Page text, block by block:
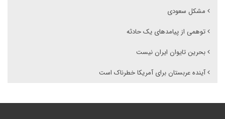
مشکل سعودی
توهمی از پیامدهای یک حادثه
بحرین تایوان ایران نیست
آینده عربستان برای آمریکا خطرناک است